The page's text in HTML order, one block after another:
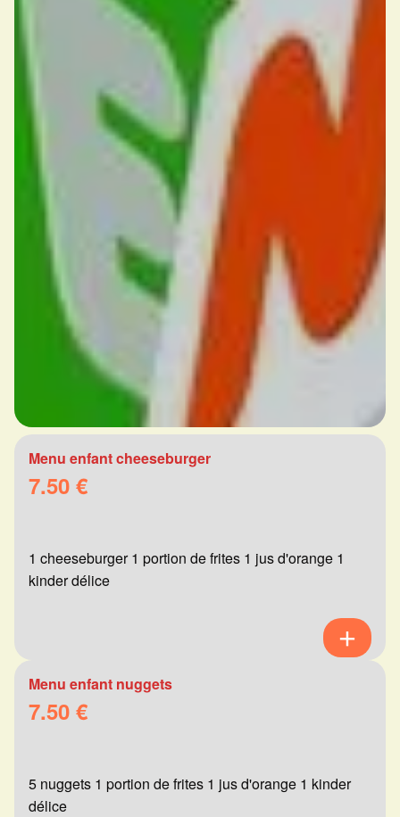
Menu enfant cheeseburger
7.50 €
1 cheeseburger 1 portion de frites 1 jus d'orange 1
kinder délice
Menu enfant nuggets
7.50 €
5 nuggets 1 portion de frites 1 jus d'orange 1 kinder
délice